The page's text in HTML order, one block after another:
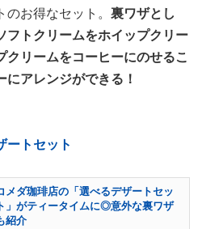
お得なセット。 裏ワザとし
フトクリームをホイップクリー
クリームをコーヒーにのせるこ
アレンジができる！
ートセット
メダ珈琲店の「選べるデザートセッ
」がティータイムに◎意外な裏ワザ
紹介